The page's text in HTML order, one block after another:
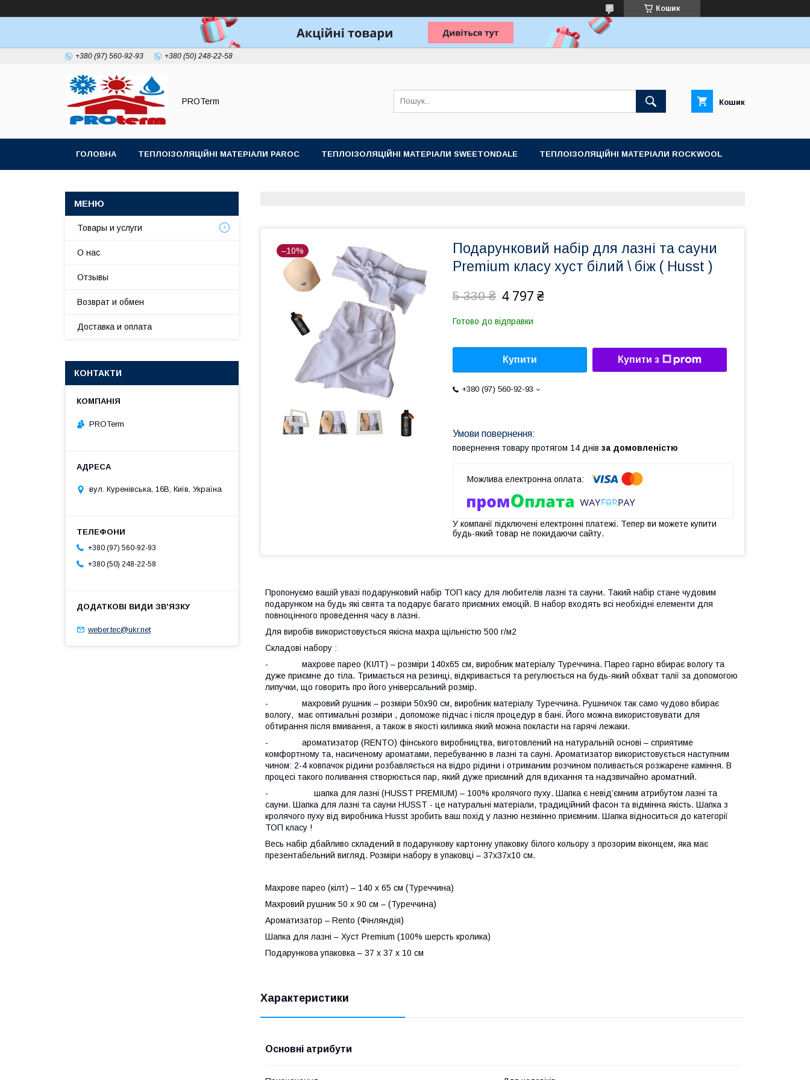
Кошик
+380 (97) 560-92-93 +380 (50) 248-22-58
PROTerm Кошик
ГОЛОВНА ТЕПЛОІЗОЛЯЦІЙНІ МАТЕРІАЛИ PAROC ТЕПЛОІЗОЛЯЦІЙНІ МАТЕРІАЛИ SWEETONDALE ТЕПЛОІЗОЛЯЦІЙНІ МАТЕРІАЛИ ROCKWOOL
–10%
Подарунковий набір для лазні та сауни
Premium класу хуст білий \ біж ( Husst )
5 330 ₴ 4 797 ₴
Готово до відправки
Купити Купити з
+380 (97) 560-92-93
повернення товару протягом 14 днів за домовленістю
У компанії підключені електронні платежі. Тепер ви можете купити
будь-який товар не покидаючи сайту.
Пропонуємо вашій увазі подарунковий набір ТОП касу для любителів лазні та сауни. Такий набір стане чудовим
подарунком на будь які свята та подарує багато приємних емоцій. В набор входять всі необхідні елементи для
повноцінного проведення часу в лазні.
Для виробів використовується якісна махра щільністю 500 г/м2
Складові набору :
- махрове парео (КІЛТ) – розміри 140х65 см, виробник матеріалу Туреччина. Парео гарно вбирає вологу та
дуже приємне до тіла. Тримається на резинці, відкривається та регулюється на будь-який обхват талії за допомогою
липучки, що говорить про його універсальний розмір.
- махровий рушник – розміри 50х90 см, виробник матеріалу Туреччина. Рушничок так само чудово вбирає
вологу, має оптимальні розміри , допоможе підчас і після процедур в бані. Його можна використовувати для
обтирання після вмивання, а також в якості килимка який можна покласти на гарячі лежаки.
- ароматизатор (RENTO) фінського виробництва, виготовлений на натуральній основі – сприятиме
комфортному та, насиченому ароматами, перебуванню в лазні та сауні. Ароматизатор використовується наступним
чином: 2-4 ковпачок рідини розбавляється на відро рідини і отриманим розчином поливається розжарене каміння. В
процесі такого поливання створюється пар, який дуже приємний для вдихання та надзвичайно ароматний.
- шапка для лазні (HUSST PREMIUM) – 100% кролячого пуху. Шапка є невід’ємним атрибутом лазні та
сауни. Шапка для лазні та сауни HUSST - це натуральні матеріали, традиційний фасон та відмінна якість. Шапка з
кролячого пуху від виробника Husst зробить ваш похід у лазню незмінно приємним. Шапка відноситься до категорії
ТОП класу !
Весь набір дбайливо складений в подарункову картонну упаковку білого кольору з прозорим віконцем, яка має
презентабельний вигляд. Розміри набору в упаковці – 37х37х10 см.
Махрове парео (кілт) – 140 х 65 см (Туреччина)
Махровий рушник 50 х 90 см – (Туреччина)
Ароматизатор – Rento (Фінляндія)
Шапка для лазні – Хуст Premium (100% шерсть кролика)
Подарункова упаковка – 37 х 37 х 10 см
Характеристики
Основні атрибути
Товары и услуги
О нас
Отзывы
Возврат и обмен
Доставка и оплата
КОНТАКТИ
PROTerm
вул. Куренівська, 16В, Київ, Україна
+380 (97) 560-92-93
+380 (50) 248-22-58
weber.tec@ukr.net